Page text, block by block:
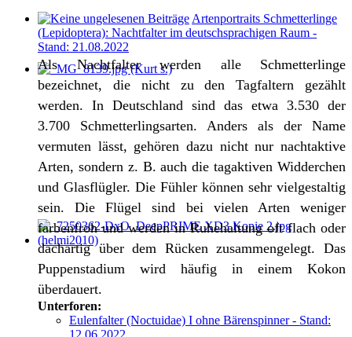
Artenportraits Schmetterlinge
(Lepidoptera): Nachtfalter im deutschsprachigen Raum -
Stand: 21.08.2022
Als Nachtfalter werden alle Schmetterlinge
bezeichnet, die nicht zu den Tagfaltern gezählt
werden. In Deutschland sind das etwa 3.530 der
3.700 Schmetterlingsarten. Anders als der Name
vermuten lässt, gehören dazu nicht nur nachtaktive
Arten, sondern z. B. auch die tagaktiven Widderchen
und Glasflügler. Die Fühler können sehr vielgestaltig
sein. Die Flügel sind bei vielen Arten weniger
farbenfroh und werden in Ruhehaltung oft flach oder
dachartig über dem Rücken zusammengelegt. Das
Puppenstadium wird häufig in einem Kokon
überdauert.
Unterforen:
Eulenfalter (Noctuidae) I ohne Bärenspinner - Stand: